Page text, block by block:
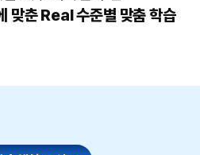
맞춘 Real 수준별 맞춤 학습